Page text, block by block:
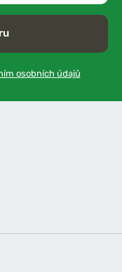
osobních údajů